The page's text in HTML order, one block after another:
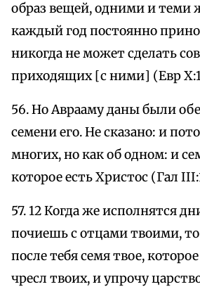
образ вещей, одними и теми
каждый год постоянно
никогда не может сделать
приходящих [с ними] (Евр
56. Но Аврааму даны были
семени его. Не сказано: и
многих, но как об одном: и
которое есть Христос (Гал
57. 12 Когда же исполнятся
почиешь с отцами твоими,
после тебя семя твое,
чресл твоих, и упрочу